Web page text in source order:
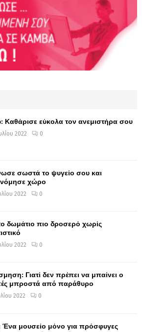
Καθάρισε εύκολα τον ανεμιστήρα σου
2022 0
σωστά το ψυγείο σου και
χώρο
2022 0
δωμάτιο πιο δροσερό χωρίς
2022 0
Γιατί δεν πρέπει να μπαίνει ο
μπροστά από παράθυρο
2022 0
Ένα μουσείο μόνο για πρόσφυγες